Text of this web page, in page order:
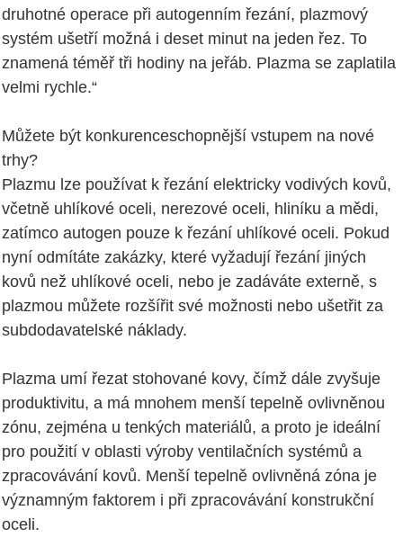
druhotné operace při autogenním řezání, plazmový
systém ušetří možná i deset minut na jeden řez. To
znamená téměř tři hodiny na jeřáb. Plazma se zaplatila
velmi rychle.“
Můžete být konkurenceschopnější vstupem na nové
trhy?
Plazmu lze používat k řezání elektricky vodivých kovů,
včetně uhlíkové oceli, nerezové oceli, hliníku a mědi,
zatímco autogen pouze k řezání uhlíkové oceli. Pokud
nyní odmítáte zakázky, které vyžadují řezání jiných
kovů než uhlíkové oceli, nebo je zadáváte externě, s
plazmou můžete rozšířit své možnosti nebo ušetřit za
subdodavatelské náklady.
Plazma umí řezat stohované kovy, čímž dále zvyšuje
produktivitu, a má mnohem menší tepelně ovlivněnou
zónu, zejména u tenkých materiálů, a proto je ideální
pro použití v oblasti výroby ventilačních systémů a
zpracovávání kovů. Menší tepelně ovlivněná zóna je
významným faktorem i při zpracovávání konstrukční
oceli.